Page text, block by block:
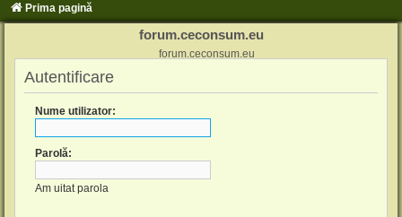
Prima pagină
forum.ceconsum.eu
forum.ceconsum.eu
Autentificare
Nume utilizator:
Parolă:
Am uitat parola